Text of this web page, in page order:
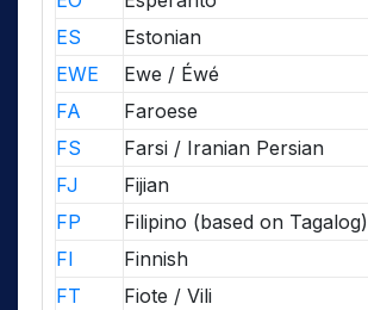
ES
Estonian
EWE
Ewe / Éwé
FA
Faroese
FS
Farsi / Iranian Persian
FJ
Fijian
FP
Filipino (based on Tagalog)
FI
Finnish
FT
Fiote / Vili